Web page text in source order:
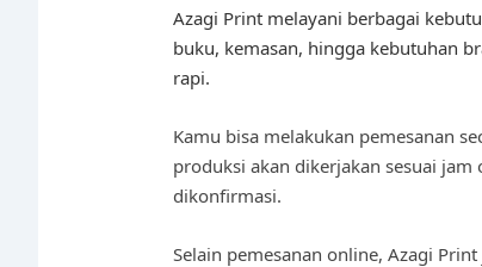
Azagi Print melayani berbagai
buku, kemasan, hingga kebutuhan
rapi.
Kamu bisa melakukan pemesanan
produksi akan dikerjakan sesuai
dikonfirmasi.
Selain pemesanan online, Azagi